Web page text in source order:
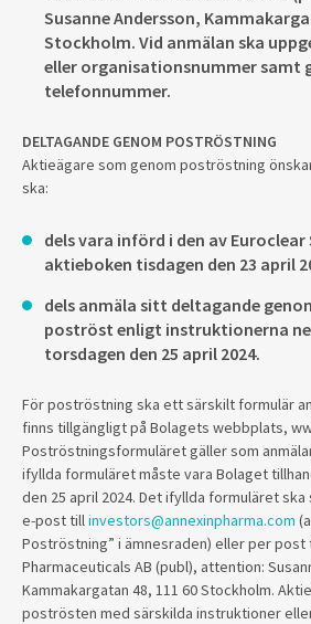
Susanne Andersson,
Stockholm. Vid anmälan ska
eller organisationsnummer samt
telefonnummer.
DELTAGANDE GENOM POSTRÖSTNING
Aktieägare som genom poströstning
ska:
dels vara införd i den av Euroclear
aktieboken tisdagen den 23 april
dels anmäla sitt deltagande
poströst enligt instruktionerna
torsdagen den 25 april 2024.
För poströstning ska ett särskilt formulär
finns tillgängligt på Bolagets webbplats,
Poströstningsformuläret gäller som
ifyllda formuläret måste vara Bolaget
den 25 april 2024. Det ifyllda formuläret
e-post tillinvestors@annexinpharma.com
Poströstning” i ämnesraden) eller per post
Pharmaceuticals AB (publ), attention:
Kammakargatan 48, 111 60 Stockholm.
poströsten med särskilda instruktioner